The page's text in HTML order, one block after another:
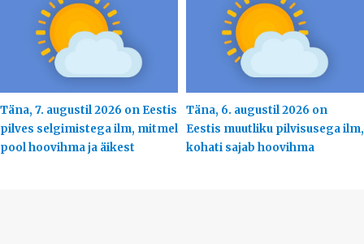
Täna, 7. augustil 2026 on Eestis
pilves selgimistega ilm, mitmel
pool hoovihma ja äikest
Täna, 6. augustil 2026 on
Eestis muutliku pilvisusega ilm,
kohati sajab hoovihma